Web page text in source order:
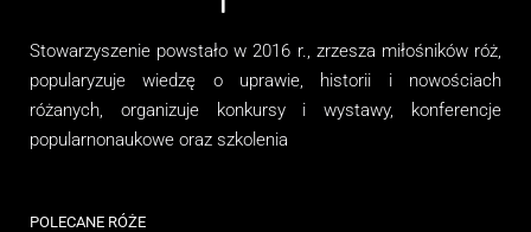
Stowarzyszenie powstało w 2016 r., zrzesza miłośników róż,
popularyzuje wiedzę o uprawie, historii i nowościach
różanych, organizujekonkursy i wystawy, konferencje
popularnonaukowe oraz szkolenia
POLECANE RÓŻE